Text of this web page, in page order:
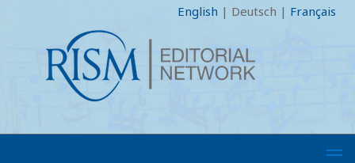
English | Deutsch | Français